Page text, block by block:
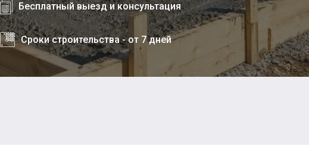
Бесплатный выезд и консультация
Сроки строительства - от 7 дней